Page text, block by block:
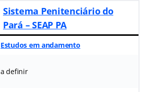
Sistema Penitenciário do
Pará – SEAP PA
Estudos em andamento
a definir